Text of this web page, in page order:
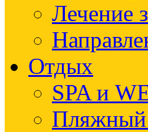
Лечение
Отдых
SPA и
Пляжный